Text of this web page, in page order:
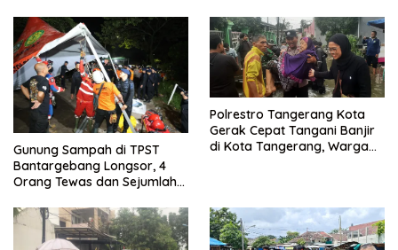
Gunung Sampah di TPST
Bantargebang Longsor, 4
Orang Tewas dan Sejumlah
Polrestro Tangerang Kota
Gerak Cepat Tangani Banjir
di Kota Tangerang, Warga